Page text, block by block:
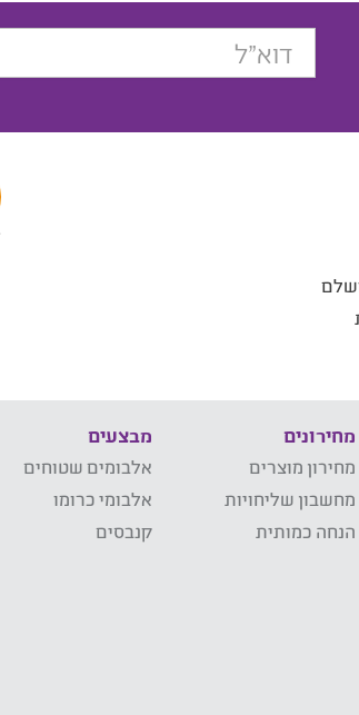
מחירונים
מחירון מוצרים
מחשבון שליחויות
הנחה כמותית
מבצעים
אלבומים שטוחים
אלבומי כרומו
קנבסים